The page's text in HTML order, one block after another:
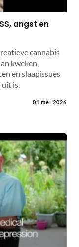
angst en
cannabis
kweken,
en slaapissues
uit is.
01 mei 2026